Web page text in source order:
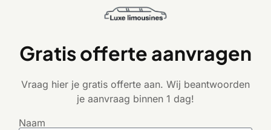
Gratis offerte aanvragen
Vraag hier je gratis offerte aan. Wij beantwoorden
je aanvraag binnen 1 dag!
Naam